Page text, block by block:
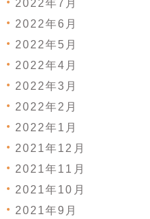
2022年7月
2022年6月
2022年5月
2022年4月
2022年3月
2022年2月
2022年1月
2021年12月
2021年11月
2021年10月
2021年9月